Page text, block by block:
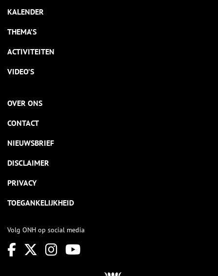
KALENDER
THEMA’S
ACTIVITEITEN
VIDEO’S
OVER ONS
CONTACT
NIEUWSBRIEF
DISCLAIMER
PRIVACY
TOEGANKELIJKHEID
Volg ONH op social media